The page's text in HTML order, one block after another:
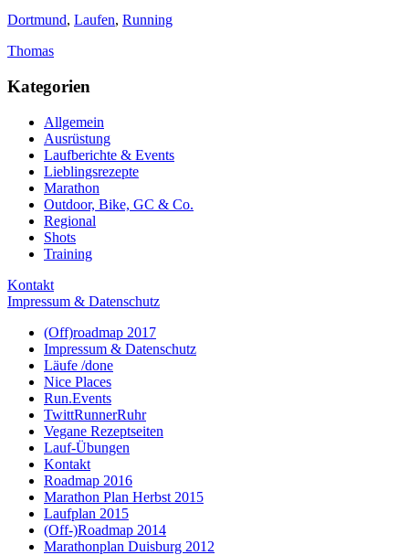
Dortmund, Laufen, Running
Thomas
Kategorien
Allgemein
Ausrüstung
Laufberichte & Events
Lieblingsrezepte
Marathon
Outdoor, Bike, GC & Co.
Regional
Shots
Training
Kontakt
Impressum & Datenschutz
(Off)roadmap 2017
Impressum & Datenschutz
Läufe /done
Nice Places
Run.Events
TwittRunnerRuhr
Vegane Rezeptseiten
Lauf-Übungen
Kontakt
Roadmap 2016
Marathon Plan Herbst 2015
Laufplan 2015
(Off-)Roadmap 2014
Marathonplan Duisburg 2012